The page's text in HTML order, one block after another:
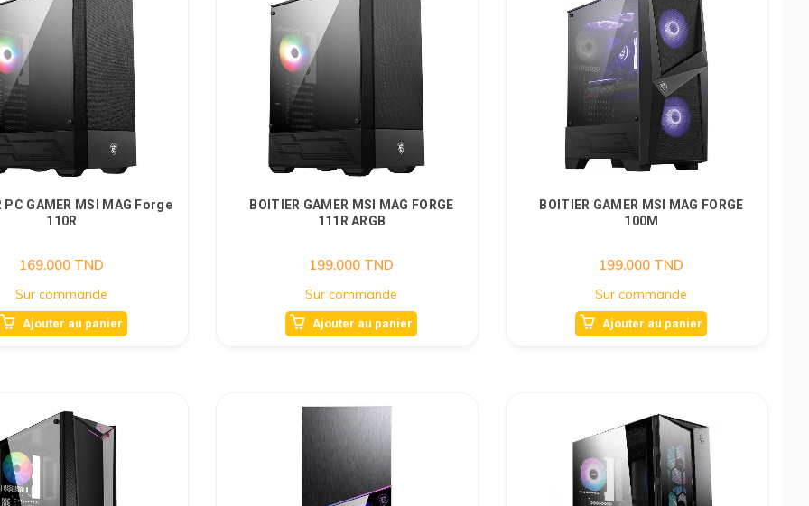
PC GAMER MSI MAG Forge
110R
169.000 TND
Sur commande
Ajouter au panier
BOITIER GAMER MSI MAG FORGE
111R ARGB
199.000 TND
Sur commande
Ajouter au panier
BOITIER GAMER MSI MAG FORGE
100M
199.000 TND
Sur commande
Ajouter au panier